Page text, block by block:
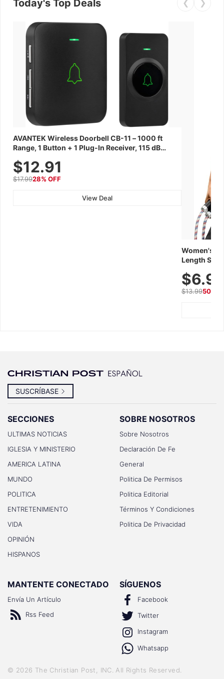
Today's Top Deals ❮ ❯
AVANTEK Wireless Doorbell CB-11 – 1000 ft
Range, 1 Button + 1 Plug-In Receiver, 115 dB
Year Battery
$12.91
$17.9928% OFF
View Deal
Women's
Length
Summer
$13.9950%
SUSCRÍBASE
SECCIONES
ULTIMAS NOTICIAS
IGLESIA Y MINISTERIO
AMERICA LATINA
MUNDO
POLITICA
ENTRETENIMIENTO
VIDA
OPINIÓN
HISPANOS
SOBRE NOSOTROS
Sobre Nosotros
Declaración De Fe
General
Politica De Permisos
Politica Editorial
Términos Y Condiciones
Politica De Privacidad
MANTENTE CONECTADO
Envía Un Artículo
Rss Feed
SÍGUENOS
Facebook
Twitter
Instagram
Whatsapp
© 2026 The Christian Post, INC. All Rights Reserved.